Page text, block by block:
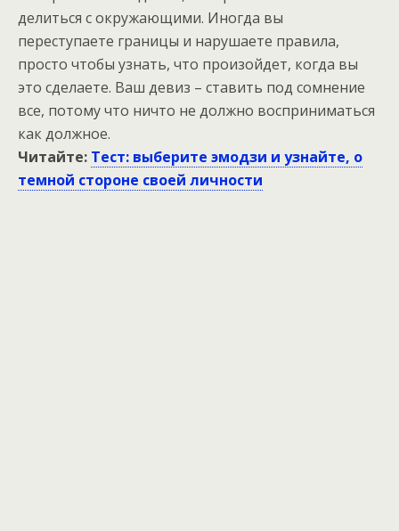
делиться с окружающими. Иногда вы
переступаете границы и нарушаете правила,
просто чтобы узнать, что произойдет, когда вы
это сделаете. Ваш девиз – ставить под сомнение
все, потому что ничто не должно восприниматься
как должное.
Читайте: Тест: выберите эмодзи и узнайте, о
темной стороне своей личности